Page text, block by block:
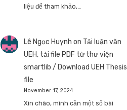
liệu để tham khảo,…
Lê Ngọc Huynh on Tải luận văn
UEH, tải file PDF từ thư viện
smartlib / Download UEH Thesis
file
November 17, 2024
Xin chào, mình cần một số bài